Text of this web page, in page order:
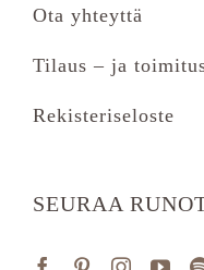
Ota yhteyttä
Tilaus – ja
Rekisteriseloste
SEURAA